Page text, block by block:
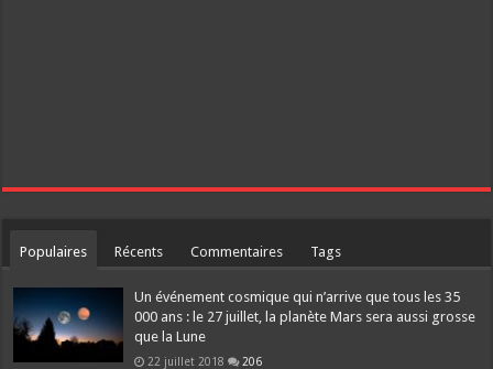
Populaires Récents Commentaires Tags
Un événement cosmique qui n’arrive que tous les 35
000 ans : le 27 juillet, la planète Mars sera aussi grosse
que la Lune
22 juillet 2018 206